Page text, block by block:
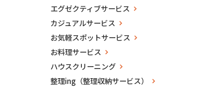
エグゼクティブサービス
カジュアルサービス
お気軽スポットサービス
お料理サービス
ハウスクリーニング
整理ing（整理収納サービス）